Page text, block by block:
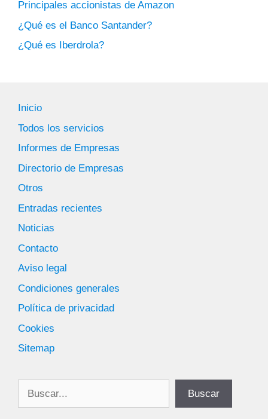
Principales accionistas de Amazon
¿Qué es el Banco Santander?
¿Qué es Iberdrola?
Inicio
Todos los servicios
Informes de Empresas
Directorio de Empresas
Otros
Entradas recientes
Noticias
Contacto
Aviso legal
Condiciones generales
Política de privacidad
Cookies
Sitemap
Buscar